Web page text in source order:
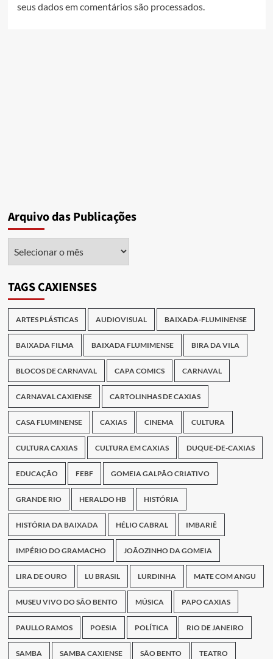
seus dados em comentários são processados.
Arquivo das Publicações
TAGS CAXIENSES
ARTES PLÁSTICAS AUDIOVISUAL BAIXADA-FLUMINENSE
BAIXADA FILMA BAIXADA FLUMIMENSE BIRA DA VILA
BLOCOS DE CARNAVAL CAPA COMICS CARNAVAL
CARNAVAL CAXIENSE CARTOLINHAS DE CAXIAS
CASA FLUMINENSE CAXIAS CINEMA CULTURA
CULTURA CAXIAS CULTURA EM CAXIAS DUQUE-DE-CAXIAS
EDUCAÇÃO FEBF GOMEIA GALPÃO CRIATIVO
GRANDE RIO HERALDO HB HISTÓRIA
HISTÓRIA DA BAIXADA HÉLIO CABRAL IMBARIÊ
IMPÉRIO DO GRAMACHO JOÃOZINHO DA GOMEIA
LIRA DE OURO LU BRASIL LURDINHA MATE COM ANGU
MUSEU VIVO DO SÃO BENTO MÚSICA PAPO CAXIAS
PAULLO RAMOS POESIA POLÍTICA RIO DE JANEIRO
SAMBA SAMBA CAXIENSE SÃO BENTO TEATRO